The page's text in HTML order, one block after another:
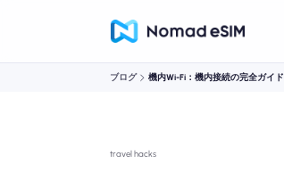
ブログ 機内Wi-Fi：機内接続の完全ガイド
travel hacks